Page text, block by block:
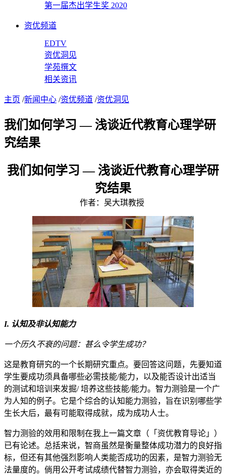
第一届杰出学生奖 2020
资优频道
EDTV
资优洞见
学苑撰文
相关资讯
主页 /新闻中心 /资优频道 /资优洞见
我们如何学习 — 浅谈近代教育心理学研
究结果
我们如何学习 — 浅谈近代教育心理学研
究结果
作者：吴大琪教授
I. 认知及非认知能力
一个历久不衰的问题：甚么令学生成功？
这是教育研究的一个长期研究重点。要回答这问题，先要知道
学生要成功须具备哪些必需技能/能力，以及能否设计出适当
的测试和培训来发掘/ 培养这些技能/能力。智力测验是一个广
为人知的例子。它是个综合的认知能力测验，旨在识别哪些学
生长大后，最有可能取得成就，成为成功人士。
智力测验的效用和限制在我上一篇文章（「资优教育导论」）
已有论述。总括来说，智商虽然是衡量整体成功潜力的良好指
标，但还有其他强烈影响人类能否成功的因素，是智力测验无
法量度的。倘用公开考试成绩代替智力测验，亦会取得类近的